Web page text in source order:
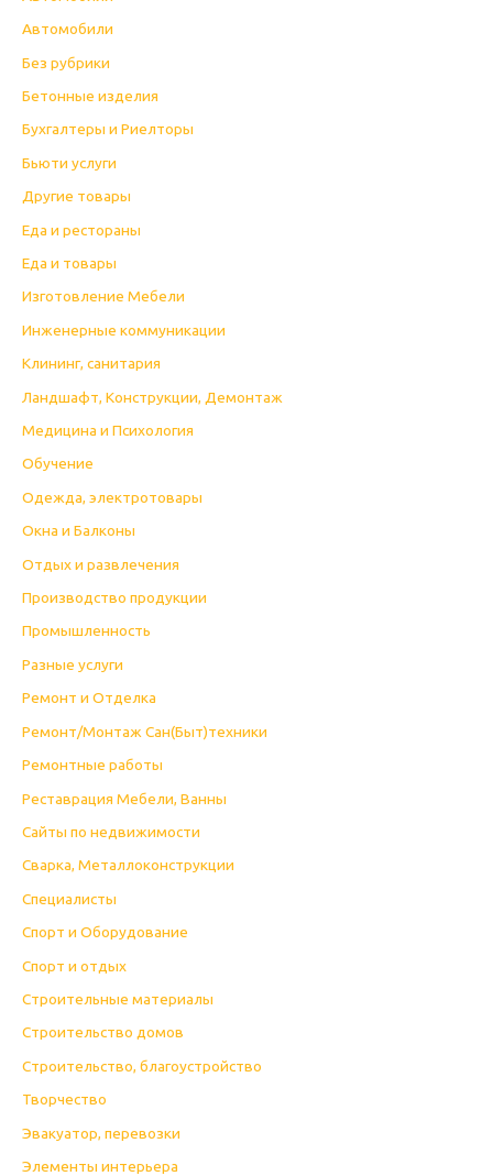
Автомобили
Без рубрики
Бетонные изделия
Бухгалтеры и Риелторы
Бьюти услуги
Другие товары
Еда и рестораны
Еда и товары
Изготовление Мебели
Инженерные коммуникации
Клининг, санитария
Ландшафт, Конструкции, Демонтаж
Медицина и Психология
Обучение
Одежда, электротовары
Окна и Балконы
Отдых и развлечения
Производство продукции
Промышленность
Разные услуги
Ремонт и Отделка
Ремонт/Монтаж Сан(Быт)техники
Ремонтные работы
Реставрация Мебели, Ванны
Сайты по недвижимости
Сварка, Металлоконструкции
Специалисты
Спорт и Оборудование
Спорт и отдых
Строительные материалы
Строительство домов
Строительство, благоустройство
Творчество
Эвакуатор, перевозки
Элементы интерьера